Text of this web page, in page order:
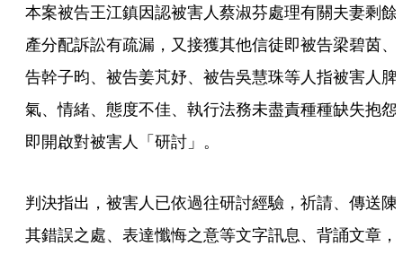
本案被告王江鎮因認被害人蔡淑芬處理有關夫妻剩餘
產分配訴訟有疏漏，又接獲其他信徒即被告梁碧茵、
告幹子昀、被告姜芃妤、被告吳慧珠等人指被害人脾
氣、情緒、態度不佳、執行法務未盡責種種缺失抱怨
即開啟對被害人「研討」。
判決指出，被害人已依過往研討經驗，祈請、傳送陳
其錯誤之處、表達懺悔之意等文字訊息、背誦文章，